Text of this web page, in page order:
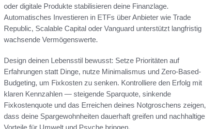
oder digitale Produkte stabilisieren deine Finanzlage.
Automatisches Investieren in ETFs über Anbieter wie Trade
Republic, Scalable Capital oder Vanguard unterstützt langfristig
wachsende Vermögenswerte.
Design deinen Lebensstil bewusst: Setze Prioritäten auf
Erfahrungen statt Dinge, nutze Minimalismus und Zero-Based-
Budgeting, um Fixkosten zu senken. Kontrolliere den Erfolg mit
klaren Kennzahlen — steigende Sparquote, sinkende
Fixkostenquote und das Erreichen deines Notgroschens zeigen,
dass deine Spargewohnheiten dauerhaft greifen und nachhaltige
Vorteile für Umwelt und Psyche bringen.